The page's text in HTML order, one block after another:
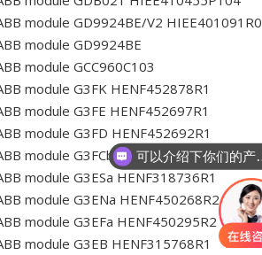
module GD9924BE/V2
module GD9924BE
module GCC960C103
module G3FK HENF452878R1
module G3FE HENF452697R1
module G3FD HENF452692R1
module G3FCb HENF458568R1
module G3ESa HENF318736R1
module G3ENa HENF450268R2
module G3EFa HENF450295R2
module G3EB HENF315768R1
你们是怎么收费